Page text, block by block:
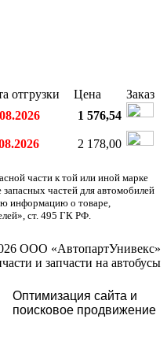
отгрузки Цена
Заказ
1 576,54
2 178,00
части к той или иной марке
частей для автомобилей
информацию о товаре,
ст. 495 ГК РФ.
ООО «АвтопартУнивекс»
и запчасти на автобусы
Оптимизация сайта и
поисковое продвижение